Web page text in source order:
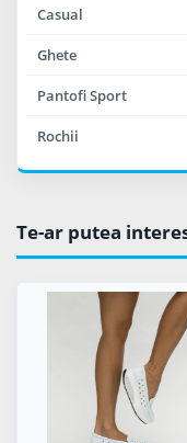
Casual
Ghete
Pantofi Sport
Rochii
Te-ar putea